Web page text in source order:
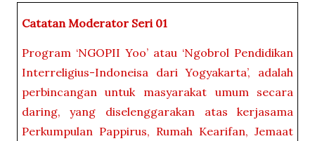
Catatan Moderator Seri 01
Program ‘NGOPII Yoo’ atau ‘Ngobrol Pendidikan
Interreligius-Indoneisa dari Yogyakarta’, adalah
perbincangan untuk masyarakat umum secara
daring, yang diselenggarakan atas kerjasama
Perkumpulan Pappirus, Rumah Kearifan, Jemaat